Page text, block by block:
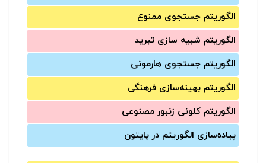
الگوریتم جستجوی ممنوع
الگوریتم شبیه سازی تبرید
الگوریتم جستجوی هارمونی
الگوریتم بهینه‌سازی فرهنگی
الگوریتم کلونی زنبور مصنوعی
پیاده‌سازی الگوریتم در پایتون